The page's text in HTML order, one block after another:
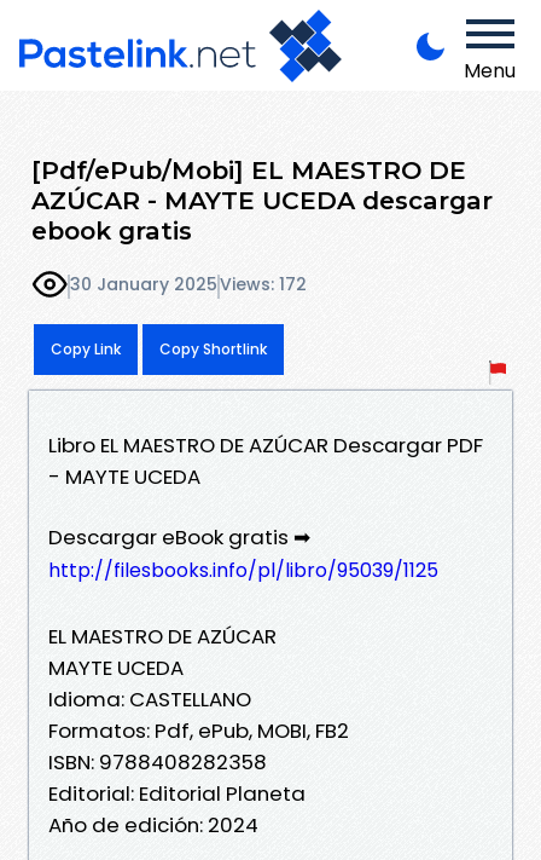
Menu
[Pdf/ePub/Mobi] EL MAESTRO DE
AZÚCAR - MAYTE UCEDA descargar
ebook gratis
30 January 2025Views: 172
Copy Link Copy Shortlink
Libro EL MAESTRO DE AZÚCAR Descargar PDF
- MAYTE UCEDA
Descargar eBook gratis ➡
http://filesbooks.info/pl/libro/95039/1125
EL MAESTRO DE AZÚCAR
MAYTE UCEDA
Idioma: CASTELLANO
Formatos: Pdf, ePub, MOBI, FB2
ISBN: 9788408282358
Editorial: Editorial Planeta
Año de edición: 2024